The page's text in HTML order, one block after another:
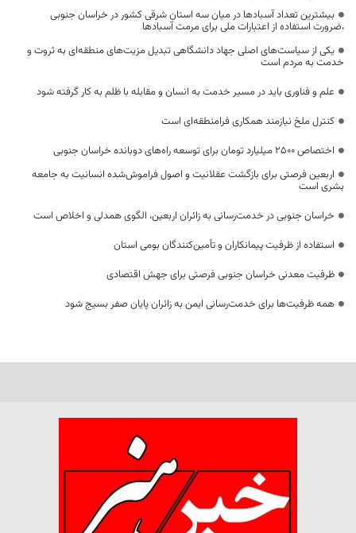
بیشترین تعداد آسبادها در میان سه استان شرقی کشور در خراسان جنوبی
،ضرورت استفاده از اعتبارات ملی برای مرمت آسبادها
یکی از سیاست‌های اصلی جهاد دانشگاهی تبدیل مزیت‌های منطقه‌ای به ثروت و
خدمت به مردم است
علم و فناوری باید در مسیر خدمت به انسان و مقابله با ظلم به کار گرفته شود
کنترل ملخ نیازمند همکاری فرامنطقه‌ای است
اختصاص 2500 میلیارد تومان برای توسعه راه‌های دوبانده خراسان جنوبی
اربعین فرصتی برای بازگشت عقلانیت و اصول فراموش‌شده انسانیت به جامعه
بشری است
خراسان جنوبی در خدمت‌رسانی به زائران اربعین، الگوی همدلی و اخلاص است
استفاده از ظرفیت پیمانکاران و تأمین‌کنندگان بومی استان
ظرفیت معدنی خراسان جنوبی فرصتی برای جهش اقتصادی
همه ظرفیت‌ها برای خدمت‌رسانی ایمن به زائران پایان صفر بسیج شود